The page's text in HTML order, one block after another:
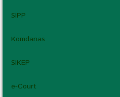
SIPP
Komdanas
SIKEP
e-Court